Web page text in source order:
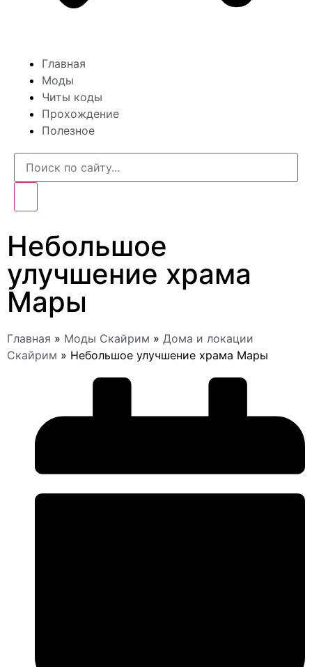
Главная
Моды
Читы коды
Прохождение
Полезное
Небольшое
улучшение храма
Мары
Главная » Моды Скайрим » Дома и локации
Скайрим » Небольшое улучшение храма Мары